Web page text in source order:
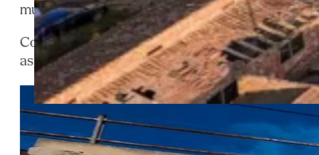
municipi. La construcció d’aquest tram va ser
Construït amb carreus de pedra ben treballada,
aspecte monumental. Avui és un dels elements